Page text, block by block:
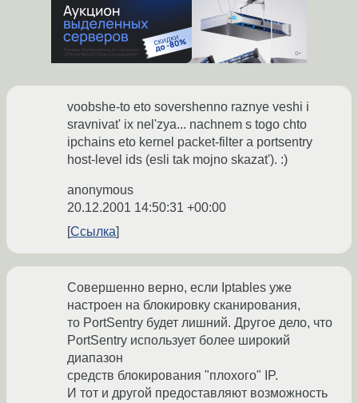
voobshe-to eto sovershenno raznye veshi i
sravnivat' ix nel'zya... nachnem s togo chto
ipchains eto kernel packet-filter a portsentry
host-level ids (esli tak mojno skazat'). :)
anonymous
20.12.2001 14:50:31 +00:00
Ссылка
Совершенно верно, если Iptables уже
настроен на блокировку сканирования,
то PortSentry будет лишний. Другое дело, что
PortSentry использует более широкий
диапазон
средств блокирования "плохого" IP.
И тот и другой предоставляют возможность